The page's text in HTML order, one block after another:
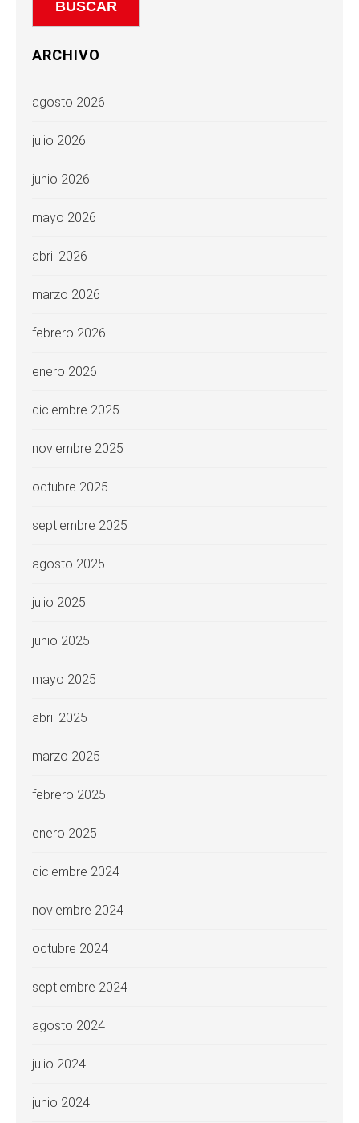
ARCHIVO
agosto 2026
julio 2026
junio 2026
mayo 2026
abril 2026
marzo 2026
febrero 2026
enero 2026
diciembre 2025
noviembre 2025
octubre 2025
septiembre 2025
agosto 2025
julio 2025
junio 2025
mayo 2025
abril 2025
marzo 2025
febrero 2025
enero 2025
diciembre 2024
noviembre 2024
octubre 2024
septiembre 2024
agosto 2024
julio 2024
junio 2024